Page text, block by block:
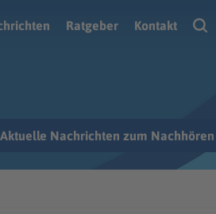
Ratgeber Kontakt
Aktuelle Nachrichten zum Nachhören